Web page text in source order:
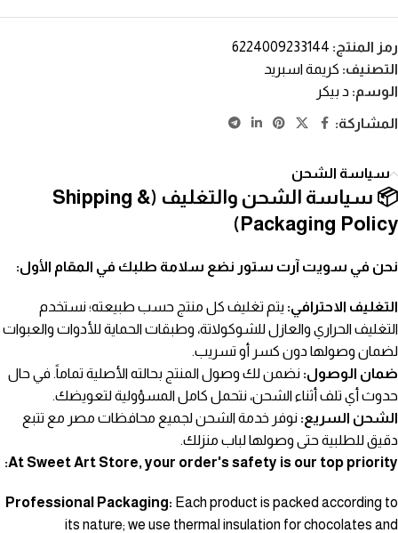
رمز المنتج: 6224009233144
التصنيف: كريمة اسبريد
الوسم: د بيكر
المشاركة:
سياسة الشحن
📦 سياسة الشحن والتغليف (Shipping &
Packaging Policy)
نحن في سويت آرت ستور نضع سلامة طلبك في المقام الأول:
التغليف الاحترافي: يتم تغليف كل منتج حسب طبيعته؛ نستخدم
التغليف الحراري والعازل للشوكولاتة، وطبقات الحماية للأدوات والعبوات
لضمان وصولها دون كسر أو تسريب.
ضمان الوصول: نضمن لك وصول المنتج بحالته الأصلية تماماً. في حال
حدوث أي تلف أثناء الشحن، نتحمل كامل المسؤولية لتعويضك.
الشحن السريع: نوفر خدمة الشحن لجميع محافظات مصر مع تتبع
دقيق للطلبية حتى وصولها لباب منزلك.
At Sweet Art Store, your order's safety is our top priority:
Professional Packaging: Each product is packed according to
its nature; we use thermal insulation for chocolates and